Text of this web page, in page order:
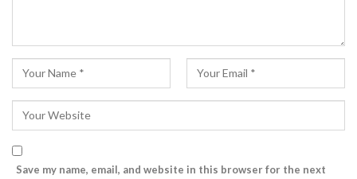
Save my name, email, and website in this browser for the next